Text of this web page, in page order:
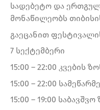
სადებეტო და
მონაწილეობს
გაეცანით
7 სექტემბერი
15:00 – 22:00 კვების
15:00 – 22:00
15:00 – 19:00